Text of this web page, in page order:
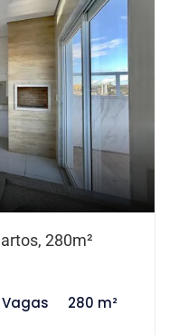
280m²
Vagas 280 m²